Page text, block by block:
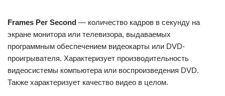
Frames Per Second — количество кадров в секунду на
экране монитора или телевизора, выдаваемых
программным обеспечением видеокарты или DVD-
проигрывателя. Характеризует производительность
видеосистемы компьютера или воспроизведения DVD.
Также характеризует качество видео в целом.